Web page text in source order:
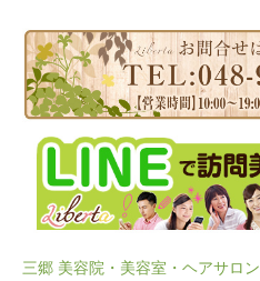
三郷 美容院・美容室・ヘアサロン